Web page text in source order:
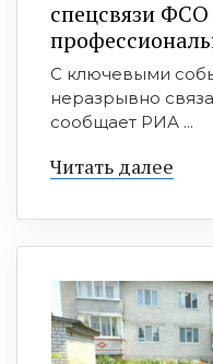
спецсвязи
С ключевыми
неразрывно
сообщает РИА ...
Читать далее